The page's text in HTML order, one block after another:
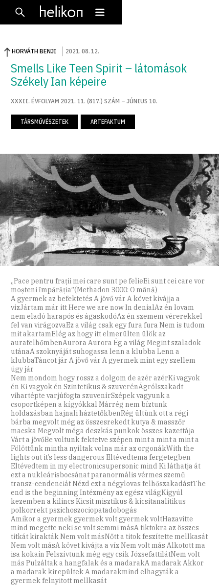
HORVÁTH BENJI 2021.08. 12.
Smells Like Teen Spirit – látomások
Székely Ian képeire
XXXII. ÉVFOLYAM 2021. 11. (817.) SZÁM – JÚNIUS 10.
TÁRSMŰVÉSZETEK ARTEFAKTUM
„Pace pentru frații mei care sunt pe felieEi sunt cei care vor
moșteni împărăția”(Methadon 3000: O mână)
A gyermek az befektetés A jövő vár A követ kivájja a
vízJártam már itt Here we are now In denialAz én lovam
nem eladó harapós és ágaskodóAz én szemem vérerekkel
fel van virágozvaEz a világ csak egy fura fura Nem is tudom
mit akartamElég az hogy itt elmerülten ülök az
aurafelhőmbenAurora Aurora Ég a világ Megint szaladok
utánaA szoknyáját suhogassa lenn a klubba Lenn a
klubbaTáncot jár A jövő vár A gyermek mint egy szellem
úgy jár
Nem mondom hogy rossz a dolgom de azér azérKi vagyok
én Ki vagyok én Szintetikus & szuverénÁgrólszakadt
vihartépte varjúfogta szuvenírSzépek vagyunk a
csoportképen a kígyókkal Márrég nem bíztunk
holdazásban hajnali háztetőkbenRég ültünk ott a régi
bárba megvolt még az összesrekedt kutya & masszőr
macska Megvolt méga deszkás punkok összes kazettája
Várt a jövőBe voltunk fektetve szépen mint a mint a mint a
Fölöttünk mintha nyíltak volna már az orgonákWith the
lights out it’s less dangerous Eltévedtema fergetegben
Eltévedtem in my electronicsupersonic mind Ki láthatja át
ezt a nukleárisbocsánat paranormális vérmes szemű
transz-cendenciát Nézd ezt a négylovas felhőszakadástThe
end is the beginning Intézmény az egész világKigyúl
kezemben a kilincs Kicsit misztikus & kicsitanalitikus
polkorrekt pszichoszociopatadobogás
Amikor a gyermek gyermek volt gyermek voltHazavitte
mind megette neki se volt semmi másA tiktokra az összes
titkát kirakták Nem volt másNőtt a titok feszítette mellkasát
Nem volt másA követ kivájta a víz Nem volt más Alkotott ma
isa kokain Felszívtunk még egy csík JózsefattilátNem volt
más Pulzáltak a hangfalak és a madarakA madarak Akkor
a madarak kirepültek A madarakmind elhagyták a
gyermek felnyitott mellkasát